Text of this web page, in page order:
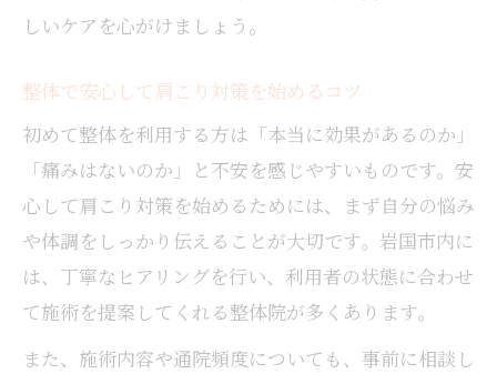
しいケアを心がけましょう。
整体で安心して肩こり対策を始めるコツ
初めて整体を利用する方は「本当に効果があるのか」
「痛みはないのか」と不安を感じやすいものです。安
心して肩こり対策を始めるためには、まず自分の悩み
や体調をしっかり伝えることが大切です。岩国市内に
は、丁寧なヒアリングを行い、利用者の状態に合わせ
て施術を提案してくれる整体院が多くあります。
また、施術内容や通院頻度についても、事前に相談し